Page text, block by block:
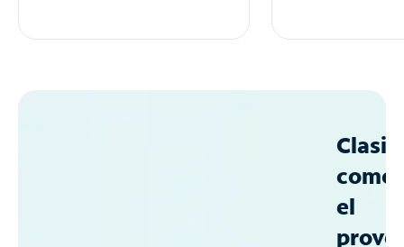
como
el